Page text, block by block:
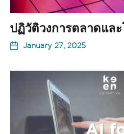
ปฏิวัติวงการตลาดแล
January 27, 2025